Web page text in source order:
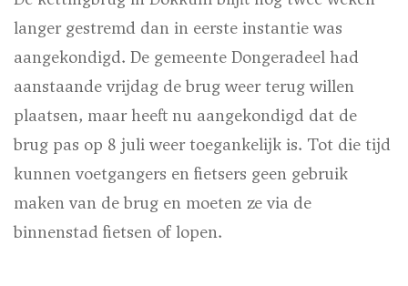
langer gestremd dan in eerste instantie was
aangekondigd. De gemeente Dongeradeel had
aanstaande vrijdag de brug weer terug willen
plaatsen, maar heeft nu aangekondigd dat de
brug pas op 8 juli weer toegankelijk is. Tot die tijd
kunnen voetgangers en fietsers geen gebruik
maken van de brug en moeten ze via de
binnenstad fietsen of lopen.